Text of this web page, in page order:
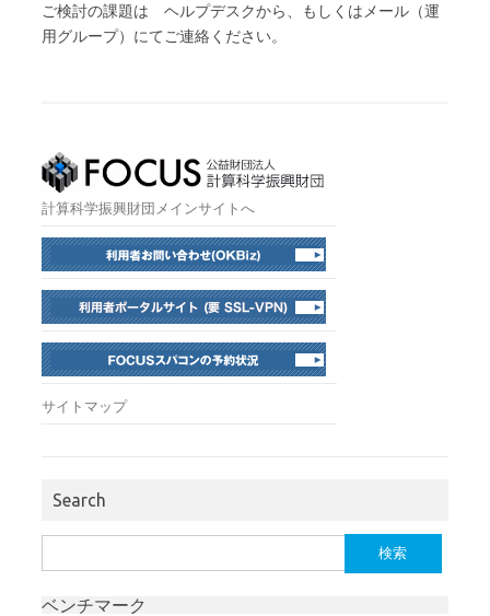
ご検討の課題は ヘルプデスクから、もしくはメール（運
用グループ）にてご連絡ください。
計算科学振興財団メインサイトへ
サイトマップ
Search
索:
ベンチマーク